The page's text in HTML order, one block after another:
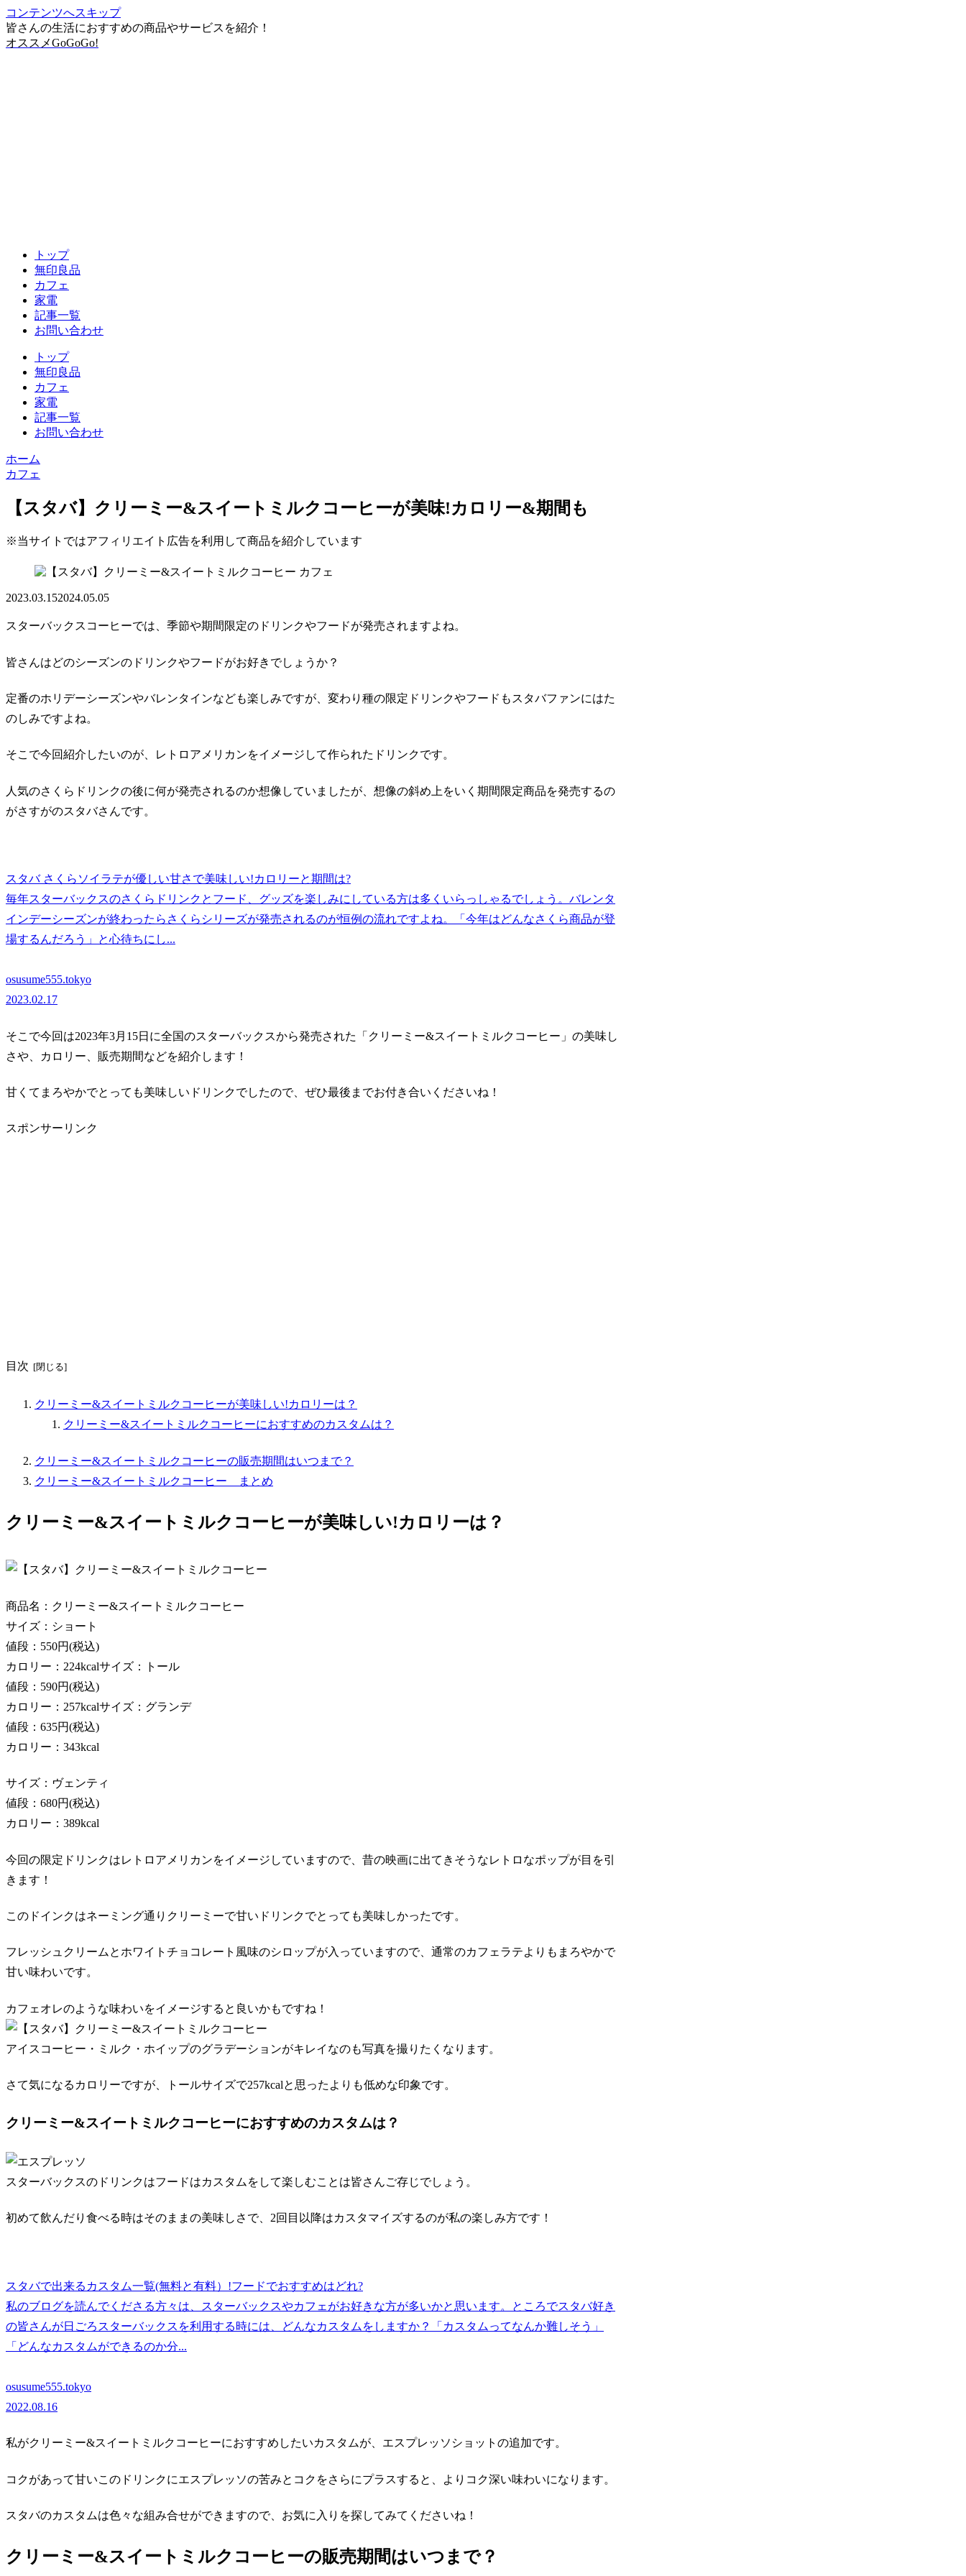
コンテンツへスキップ
皆さんの生活におすすめの商品やサービスを紹介！
オススメGoGoGo!
トップ
無印良品
カフェ
家電
記事一覧
お問い合わせ
トップ
無印良品
カフェ
家電
記事一覧
お問い合わせ
ホーム
カフェ
【スタバ】クリーミー&スイートミルクコーヒーが美味!カロリー&期間も
※当サイトではアフィリエイト広告を利用して商品を紹介しています
カフェ
2023.03.152024.05.05
スターバックスコーヒーでは、季節や期間限定のドリンクやフードが発売されますよね。
皆さんはどのシーズンのドリンクやフードがお好きでしょうか？
定番のホリデーシーズンやバレンタインなども楽しみですが、変わり種の限定ドリンクやフードもスタバファンにはた
のしみですよね。
そこで今回紹介したいのが、レトロアメリカンをイメージして作られたドリンクです。
人気のさくらドリンクの後に何が発売されるのか想像していましたが、 想像の斜め上をいく期間限定商品を発売するの
がさすがのスタバさんです。
スタバ さくらソイラテが優しい甘さで美味しい!カロリーと期間は?
毎年スターバックスのさくらドリンクとフード、グッズを楽しみにしている方は多くいらっしゃるでしょう。バレンタ
インデーシーズンが終わったらさくらシリーズが発売されるのが恒例の流れですよね。「今年はどんなさくら商品が登
場するんだろう」と心待ちにし...
osusume555.tokyo
2023.02.17
そこで今回は2023年3月15日に全国のスターバックスから発売された 「クリーミー&スイートミルクコーヒー」 の美味し
さや、カロリー、販売期間などを紹介します！
甘くてまろやかでとっても美味しいドリンクでしたので、ぜひ最後までお付き合いくださいね！
スポンサーリンク
目次
クリーミー&スイートミルクコーヒーが美味しい!カロリーは？
クリーミー&スイートミルクコーヒーにおすすめのカスタムは？
クリーミー&スイートミルクコーヒーの販売期間はいつまで？
クリーミー&スイートミルクコーヒー まとめ
クリーミー&スイートミルクコーヒーが美味しい!カロリーは？
商品名：クリーミー&スイートミルクコーヒー
サイズ：ショート
値段：550円(税込)
カロリー：224kcalサイズ：トール
値段：590円(税込)
カロリー：257kcalサイズ：グランデ
値段：635円(税込)
カロリー：343kcal
サイズ：ヴェンティ
値段：680円(税込)
カロリー：389kcal
今回の限定ドリンクはレトロアメリカンをイメージしていますので、昔の映画に出てきそうなレトロなポップが目を引
きます！
このドインクはネーミング通りクリーミーで甘いドリンクでとっても美味しかったです。
フレッシュクリームとホワイトチョコレート風味のシロップが入っていますので、通常のカフェラテよりもまろやかで
甘い味わいです。
カフェオレのような味わいをイメージすると良いかもですね！
アイスコーヒー・ミルク・ホイップのグラデーションがキレイなのも写真を撮りたくなります。
さて気になるカロリーですが、トールサイズで257kcalと思ったよりも低めな印象です。
クリーミー&スイートミルクコーヒーにおすすめのカスタムは？
スターバックスのドリンクはフードはカスタムをして楽しむことは皆さんご存じでしょう。
初めて飲んだり食べる時はそのままの美味しさで、2回目以降はカスタマイズするのが私の楽しみ方です！
スタバで出来るカスタム一覧(無料と有料）!フードでおすすめはどれ?
私のブログを読んでくださる方々は、スターバックスやカフェがお好きな方が多いかと思います。ところでスタバ好き
の皆さんが日ごろスターバックスを利用する時には、どんなカスタムをしますか？「カスタムってなんか難しそう」
「どんなカスタムができるのか分...
osusume555.tokyo
2022.08.16
私がクリーミー&スイートミルクコーヒーにおすすめしたいカスタムが、エスプレッソショットの追加です。
コクがあって甘いこのドリンクにエスプレッソの苦みとコクをさらにプラスすると、よりコク深い味わいになります。
スタバのカスタムは色々な組み合せができますので、お気に入りを探してみてくださいね！
クリーミー&スイートミルクコーヒーの販売期間はいつまで？